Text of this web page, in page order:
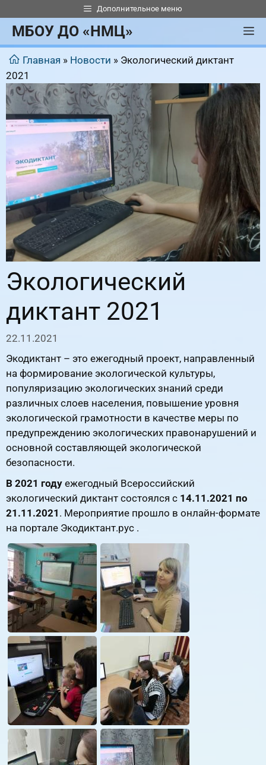
к
содержимому
Дополнительное меню
МБОУ ДО «НМЦ»
Главная » Новости » Экологический диктант
2021
Экологический
диктант 2021
22.11.2021
Экодиктант – это ежегодный проект, направленный
на формирование экологической культуры,
популяризацию экологических знаний среди
различных слоев населения, повышение уровня
экологической грамотности в качестве меры по
предупреждению экологических правонарушений и
основной составляющей экологической
безопасности.
В 2021 году ежегодный Всероссийский
экологический диктант состоялся с 14.11.2021 по
21.11.2021 . Мероприятие прошло в онлайн-формате
на портале Экодиктант.рус .